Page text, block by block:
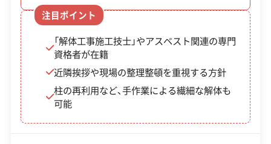
施設まで片道1時間以上かかることもあり、トラッ
クが1日に往復できる回数が限られます。この移動
時間と距離が見積もり金額に大きく影響しますの
で、業者選定の際には、こうした長距離輸送の効率
性も重要なポイントです。
【産業廃棄物処分業許可】
相模原市長：第09820000422号
【一般廃棄物収集運搬業許可】
企業経
中間処理場保有
対応工事 県外出張
保有資格
建設業許可
産業廃棄物処分業許可
注目ポイント
「解体工事施工技士」やアスベスト関連の専門
資格者が在籍
近隣挨拶や現場の整理整頓を重視する方針
柱の再利用など、手作業による繊細な解体も
可能